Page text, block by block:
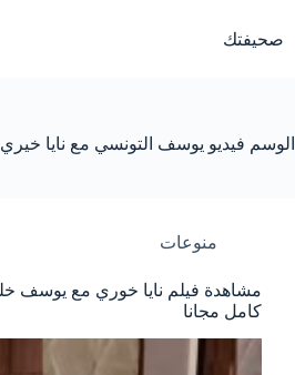
المحتوى
صحيفتك
الوسم فيديو يوسف التونسي مع نايا خيري
منوعات
كامل مجانا